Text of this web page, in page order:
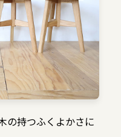
の持つふくよかさに